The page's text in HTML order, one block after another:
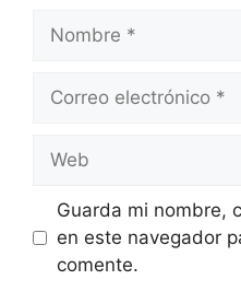
electrónico
Guarda mi nombre,
en este navegador
comente.